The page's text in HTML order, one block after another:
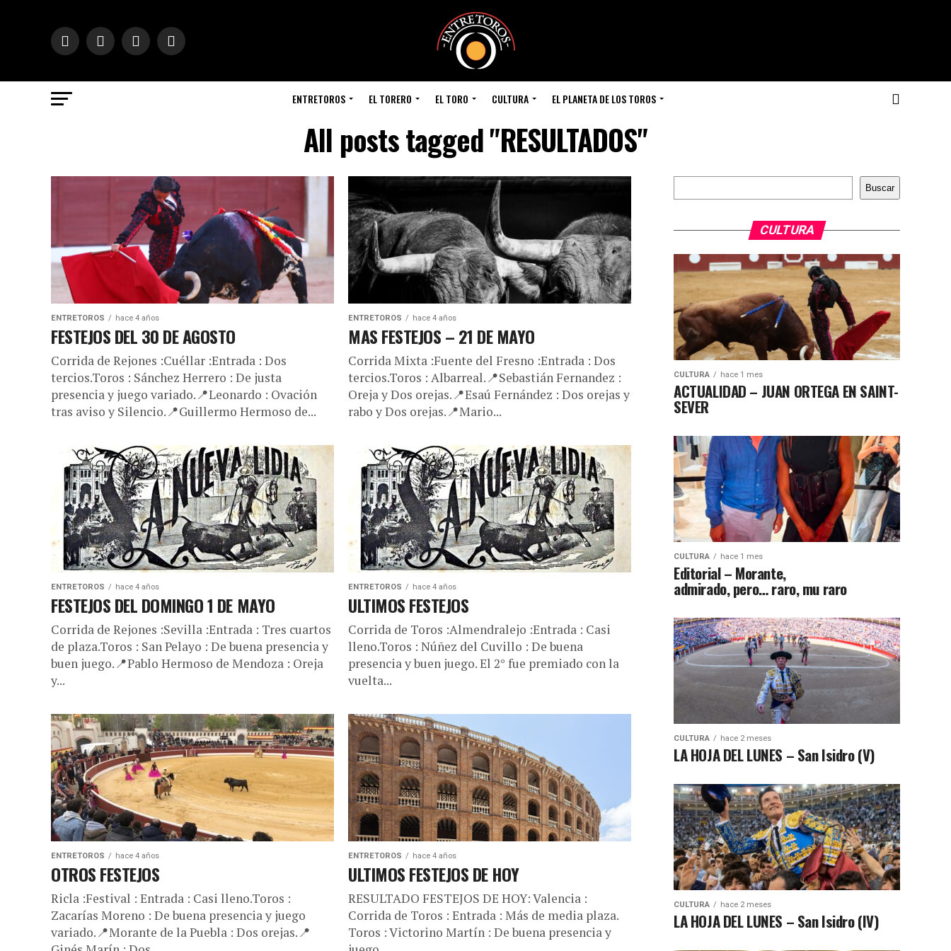
ENTRETOROS EL TORERO EL TORO CULTURA EL PLANETA DE LOS TOROS
All posts tagged "RESULTADOS"
ENTRETOROS hace 4 años
FESTEJOS DEL 30 DE AGOSTO
Corrida de Rejones :Cuéllar :Entrada : Dos
tercios.Toros : Sánchez Herrero : De justa
presencia y juego variado.📍Leonardo : Ovación
tras aviso y Silencio.📍Guillermo Hermoso de...
ENTRETOROS hace 4 años
MAS FESTEJOS – 21 DE MAYO
Corrida Mixta :Fuente del Fresno :Entrada : Dos
tercios.Toros : Albarreal.📍Sebastián Fernandez :
Oreja y Dos orejas.📍Esaú Fernández : Dos orejas y
rabo y Dos orejas.📍Mario...
ENTRETOROS hace 4 años
FESTEJOS DEL DOMINGO 1 DE MAYO
Corrida de Rejones :Sevilla :Entrada : Tres cuartos
de plaza.Toros : San Pelayo : De buena presencia y
buen juego.📍Pablo Hermoso de Mendoza : Oreja
y...
ENTRETOROS hace 4 años
ULTIMOS FESTEJOS
Corrida de Toros :Almendralejo :Entrada : Casi
lleno.Toros : Núñez del Cuvillo : De buena
presencia y buen juego. El 2° fue premiado con la
vuelta...
ENTRETOROS hace 4 años
OTROS FESTEJOS
Ricla :Festival : Entrada : Casi lleno.Toros :
Zacarías Moreno : De buena presencia y juego
variado.📍Morante de la Puebla : Dos orejas.📍
ENTRETOROS hace 4 años
ULTIMOS FESTEJOS DE HOY
RESULTADO FESTEJOS DE HOY: Valencia :
Corrida de Toros : Entrada : Más de media plaza.
Toros : Victorino Martín : De buena presencia y
Buscar
Buscar
CULTURA
CULTURA hace 1 mes
ACTUALIDAD – JUAN ORTEGA EN SAINT-
SEVER
CULTURA hace 1 mes
Editorial – Morante,
admirado, pero… raro, mu raro
CULTURA hace 2 meses
LA HOJA DEL LUNES – San Isidro (V)
CULTURA hace 2 meses
LA HOJA DEL LUNES – San Isidro (IV)